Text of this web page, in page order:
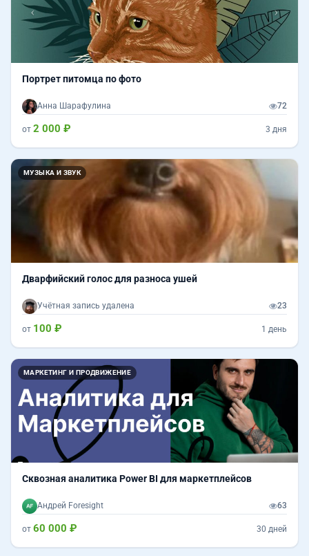
Портрет питомца по фото
Анна Шарафулина 72
от 2 000 ₽ 3 дня
МУЗЫКА И ЗВУК
Дварфийский голос для разноса ушей
Учётная запись удалена 23
от 100 ₽ 1 день
МАРКЕТИНГ И ПРОДВИЖЕНИЕ
Сквозная аналитика Power BI для маркетплейсов
Андрей Foresight 63
от 60 000 ₽ 30 дней